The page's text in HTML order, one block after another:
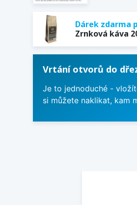
Dárek zdarma
Zrnková káva
Vrtání otvorů do
Je to jednoduché -
si můžete naklikat, kam